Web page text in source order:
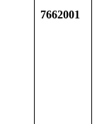
7662001